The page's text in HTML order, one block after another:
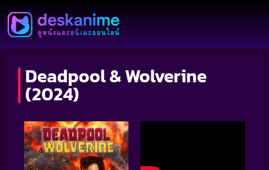
Deadpool & Wolverine
(2024)